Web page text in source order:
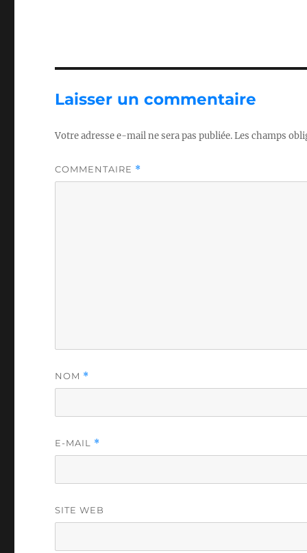
Laisser un commentaire
Votre adresse e-mail ne sera pas publiée.Les champs
COMMENTAIRE *
NOM *
E-MAIL *
SITE WEB